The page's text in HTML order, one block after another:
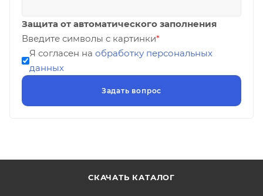
Защита от автоматического заполнения
Введите символы с картинки*
Я согласен на обработку персональных
данных
СКАЧАТЬ КАТАЛОГ